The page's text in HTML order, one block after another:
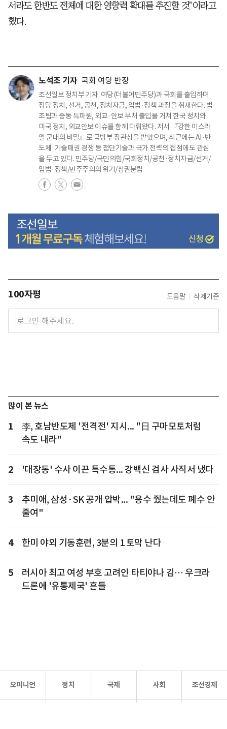
서라도 한반도 전체에 대한 영향력 확대를 추진할 것"이라고
했다.
노석조 기자 국회 여당 반장
조선일보 정치부 기자. 여당(더불어민주당)과 국회를 출입하며
정당 정치, 선거, 공천, 정치자금, 입법·정책 과정을 취재한다. 법
조팀과 중동 특파원, 외교·안보 부처 출입을 거쳐 한국 정치와
미국 정치, 외교안보 이슈를 함께 다뤄왔다. 저서 『강한 이스라
엘 군대의 비밀』로 국방부 장관상을 받았으며, 최근에는 AI·반
도체·기술패권 경쟁 등 첨단기술과 국가 전략의 접점에도 관심
을 두고 있다. 민주당/국민의힘/국회정치/공천·정치자금/선거/
입법·정책/민주주의의 위기/삼권분립
100자평 도움말 삭제기준
많이 본 뉴스
1
李, 호남반도체 '전격전' 지시... "日 구마모토처럼
속도 내라"
2 '대장동' 수사 이끈 특수통... 강백신 검사 사직서 냈다
3
추미애, 삼성·SK 공개 압박... "용수 줬는데도 폐수 안
줄여"
4 한미 야외 기동훈련, 3분의 1 토막 난다
5
러시아 최고 여성 부호 고려인 타티야나 김… 우크라
드론에 '유통제국' 흔들
오피니언 정치 국제 사회 조선경제